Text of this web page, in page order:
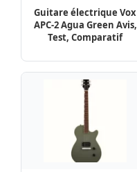
Guitare électrique Vox
APC-2 Agua Green Avis,
Test, Comparatif